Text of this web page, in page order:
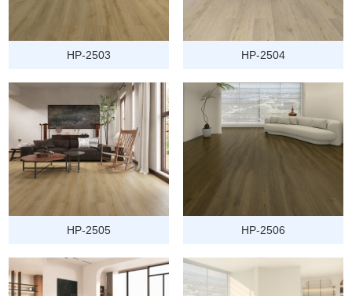
HP-2503 HP-2504
HP-2505 HP-2506